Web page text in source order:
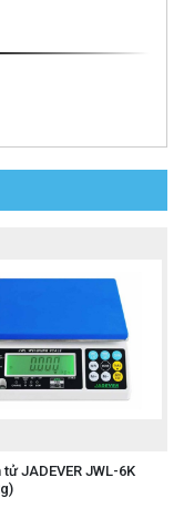
tử JADEVER JWL-6K